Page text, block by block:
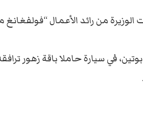
من رائد الأعمال “فولفغانغ
في سيارة حاملا باقة زهور